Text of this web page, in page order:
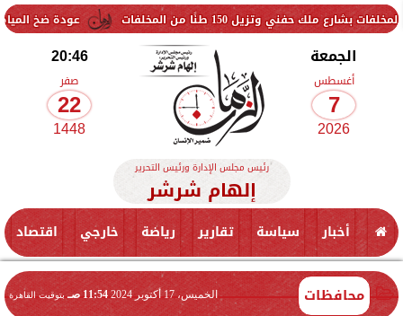
عودة ضخ المياه تدريجيًا 150 طنًا من المخلفات
الجمعة
أغسطس
7
2026
20:46
صفر
22
1448
رئيس مجلس الإدارة ورئيس التحرير
إلهام شرشر
أخبار سياسة تقارير رياضة خارجي اقتصاد
محافظات الخميس، 17 أكتوبر 2024 11:54 صـ بتوقيت القاهرة